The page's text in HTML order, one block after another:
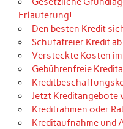
Erläuterung!
Den besten Kredit
Schufafreier Kredit
Versteckte Kosten
Gebührenfreie
Jetzt Kreditangebote
Kreditrahmen oder
Kreditaufnahme und